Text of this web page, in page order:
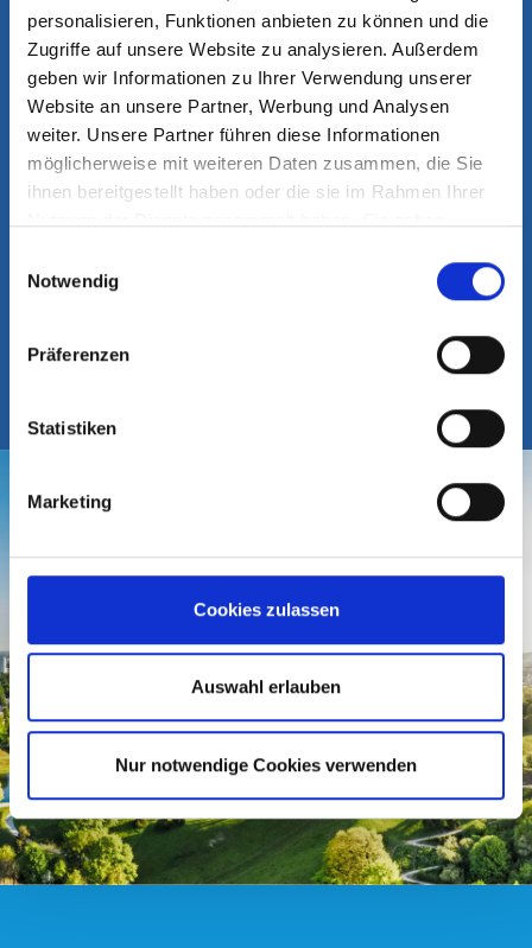
personalisieren, Funktionen anbieten zu können und die
Zugriffe auf unsere Website zu analysieren. Außerdem
geben wir Informationen zu Ihrer Verwendung unserer
Website an unsere Partner, Werbung und Analysen
weiter. Unsere Partner führen diese Informationen
möglicherweise mit weiteren Daten zusammen, die Sie
ihnen bereitgestellt haben oder die sie im Rahmen Ihrer
Webseite weiterhin nutzen.
Notwendig
Präferenzen
Statistiken
Marketing
Cookies zulassen
Auswahl erlauben
Nur notwendige Cookies verwenden
HIER FINDEN SIE UNS
OZM Orthopädie Zentrum
München im Helios | MVZ
80637 München